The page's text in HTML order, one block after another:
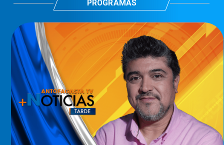
PROGRAMAS